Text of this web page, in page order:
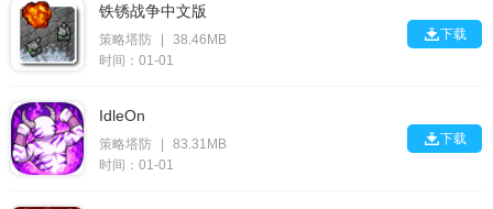
铁锈战争中文版
策略塔防
38.46MB
时间：01-01
下载
IdleOn
策略塔防
83.31MB
时间：01-01
下载